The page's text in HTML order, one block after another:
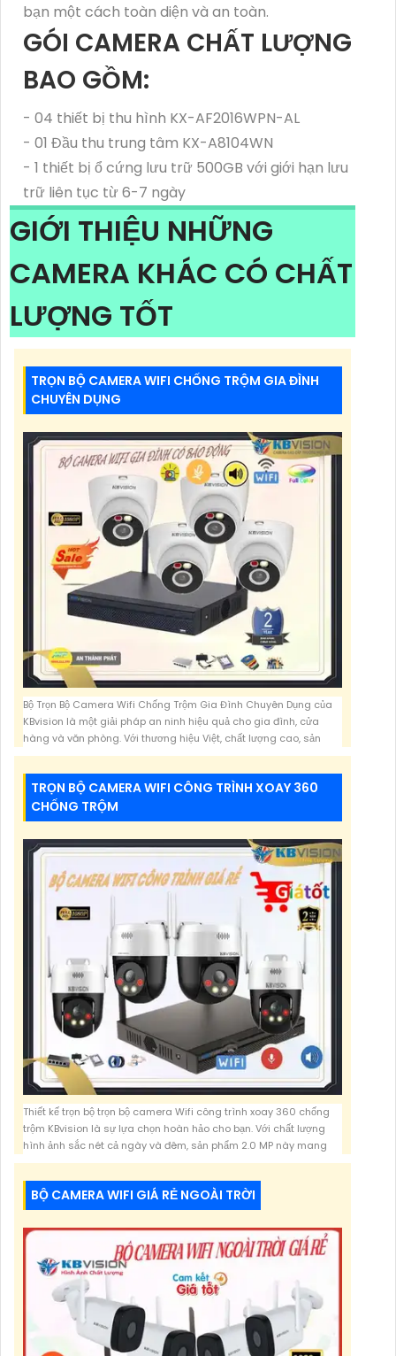
bạn một cách toàn diện và an toàn.
GÓI CAMERA CHẤT LƯỢNG
BAO GỒM:
- 04 thiết bị thu hình KX-AF2016WPN-AL
- 01 Đầu thu trung tâm KX-A8104WN
- 1 thiết bị ổ cứng lưu trữ 500GB với giới hạn lưu
trữ liên tục từ 6-7 ngày
GIỚI THIỆU NHỮNG
CAMERA KHÁC CÓ CHẤT
LƯỢNG TỐT
TRỌN BỘ CAMERA WIFI CHỐNG TRỘM GIA ĐÌNH
CHUYÊN DỤNG
Bộ Trọn Bộ Camera Wifi Chống Trộm Gia Đình Chuyên Dụng của
KBvision là một giải pháp an ninh hiệu quả cho gia đình, cửa
hàng và văn phòng. Với thương hiệu Việt, chất lượng cao, sản
phẩm này mang đến nhiều mẫu mã đa dạng để lựa chọn cho mọi
công trình.Đặc điểm nổi bật của bộ camera này là tích hợp
TRỌN BỘ CAMERA WIFI CÔNG TRÌNH XOAY 360
CHỐNG TRỘM
Thiết kế trọn bộ trọn bộ camera Wifi công trình xoay 360 chống
trộm KBvision là sự lựa chọn hoàn hảo cho bạn. Với chất lượng
hình ảnh sắc nét cả ngày và đêm, sản phẩm 2.0 MP này mang
đến sự an tâm và tiện ích cho văn phòng và gia đình của bạn.
Với thiết kế nhỏ gọn và tinh tế, camera Wifi KBvision
5,746,400 VNĐ
BỘ CAMERA WIFI GIÁ RẺ NGOÀI TRỜI